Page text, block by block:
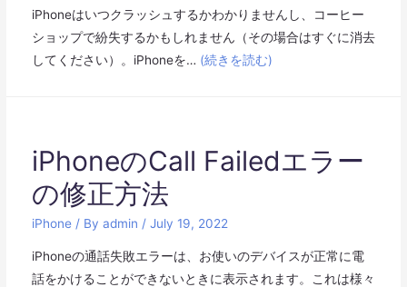
iPhoneはいつクラッシュするかわかりませんし、コーヒー
ショップで紛失するかもしれません（その場合はすぐに消去
してください）。iPhoneを… (続きを読む)
iPhoneのCall Failedエラー
の修正方法
iPhone/ By admin / July 19, 2022
iPhoneの通話失敗エラーは、お使いのデバイスが正常に電
話をかけることができないときに表示されます。これは様々